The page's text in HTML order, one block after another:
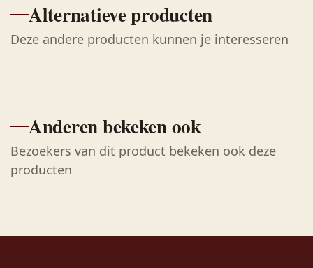
Alternatieve producten
Deze andere producten kunnen je interesseren
Anderen bekeken ook
Bezoekers van dit product bekeken ook deze
producten